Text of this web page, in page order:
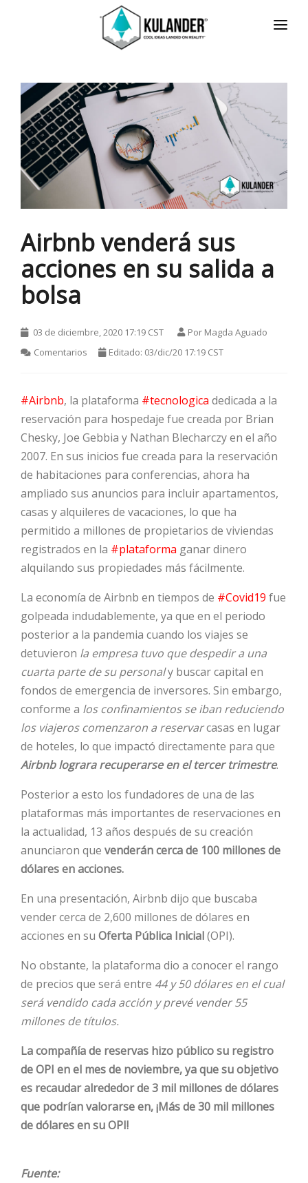
NOTICIAS
SERVICIOS
HOT
HOT
HOT
REVIEWS
ACERCA
CONTACTO
ENGLISH
Airbnb venderá sus
acciones en su salida a
bolsa
03 de diciembre, 2020 17:19 CST Por Magda Aguado
Comentarios
Editado: 03/dic/20 17:19 CST
#Airbnb, la plataforma #tecnologica dedicada a la
reservación para hospedaje fue creada por Brian
Chesky, Joe Gebbia y Nathan Blecharczy en el año
2007. En sus inicios fue creada para la reservación
de habitaciones para conferencias, ahora ha
ampliado sus anuncios para incluir apartamentos,
casas y alquileres de vacaciones, lo que ha
permitido a millones de propietarios de viviendas
registrados en la #plataforma ganar dinero
alquilando sus propiedades más fácilmente.
La economía de Airbnb en tiempos de #Covid19 fue
golpeada indudablemente, ya que en el periodo
posterior a la pandemia cuando los viajes se
detuvieron la empresa tuvo que despedir a una
cuarta parte de su personaly buscar capital en
fondos de emergencia de inversores. Sin embargo,
conforme a los confinamientos se iban reduciendo
los viajeros comenzaron a reservarcasas en lugar
de hoteles, lo que impactó directamente para que
Airbnb lograra recuperarse en el tercer trimestre.
Posterior a esto los fundadores de una de las
plataformas más importantes de reservaciones en
la actualidad, 13 años después de su creación
anunciaron que venderán cerca de 100 millones de
dólares en acciones.
En una presentación, Airbnb dijo que buscaba
vender cerca de 2,600 millones de dólares en
acciones en su Oferta Pública Inicial(OPI).
No obstante, la plataforma dio a conocer el rango
de precios que será entre 44 y 50 dólares en el cual
será vendido cada acción y prevé vender 55
millones de títulos.
La compañía de reservas hizo público su registro
de OPI en el mes de noviembre, ya que su objetivo
es recaudar alrededor de 3 mil millones de dólares
que podrían valorarse en, ¡Más de 30 mil millones
de dólares en su OPI!
Fuente: